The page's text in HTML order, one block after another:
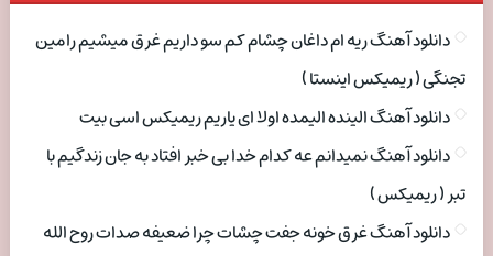
دانلود آهنگ ریه ام داغان چشام کم سو داریم غرق میشیم رامین
تجنگی ( ریمیکس اینستا )
دانلود آهنگ الینده الیمده اولا ای یاریم ریمیکس اسی بیت
دانلود آهنگ نمیدانم عه کدام خدا بی خبر افتاد به جان زندگیم با
تبر ( ریمیکس )
دانلود آهنگ غرق خونه جفت چشات چرا ضعیفه صدات روح الله